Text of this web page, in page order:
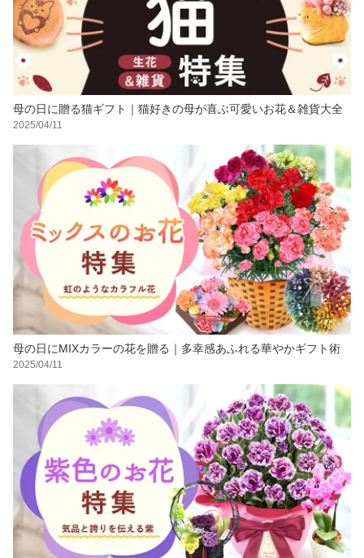
母の日に贈る猫ギフト｜猫好きの母が喜ぶ可愛いお花＆雑貨大全
2025/04/11
母の日にMIXカラーの花を贈る｜多幸感あふれる華やかギフト術
2025/04/11